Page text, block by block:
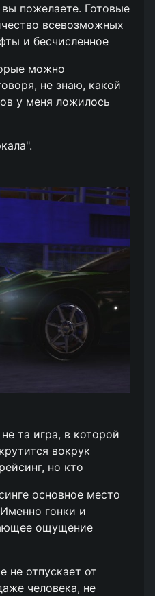
пожелаете. Готовые
всевозможных
и бесчисленное
можно
не знаю, какой
у меня ложилось
та игра, в которой
вокрук
но кто
основное место
гонки и
ощущение
не отпускает от
человека, не